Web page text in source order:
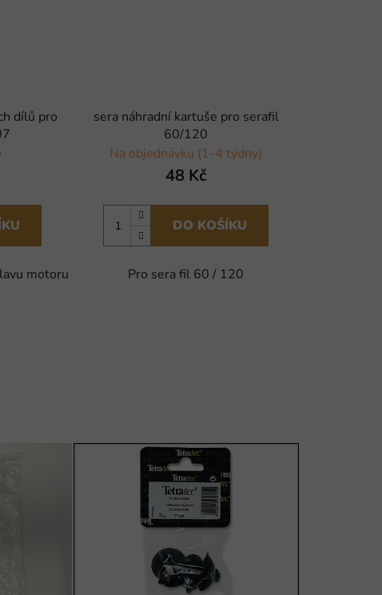
dílů pro
motoru
sera náhradní kartuše pro serafil
60/120
Na objednávku (1-4 týdny)
48 Kč
DO KOŠÍKU
Pro sera fil 60 / 120